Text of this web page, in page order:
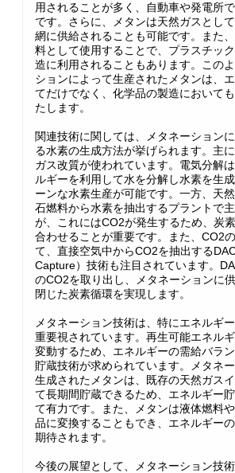
用されることが多く、自動車や発電所
です。さらに、メタンは天然ガスとし
網に供給されることも可能です。また
料として使用することで、プラスチッ
造に利用されることもあります。この
ションによって生産されたメタンは、
てだけでなく、化学品の製造において
たします。
関連技術に関しては、メタネーション
る水素の生成方法が挙げられます。主
ガス改質が使われています。電気分解
ルギーを利用して水を分解し水素を生
ーンな水素生産が可能です。一方、天
石燃料から水素を抽出するプラントで
が、これにはCO2が発生するため、炭
合わせることが重要です。また、CO2
て、直接空気中からCO2を抽出する
Capture）技術も注目されています。
のCO2を取り出し、メタネーションに供
閉じた炭素循環を実現します。
メタネーション技術は、特にエネルギ
重要視されています。再生可能エネル
変動するため、エネルギーの需給バラ
貯蔵技術が求められています。メタネ
生成されたメタンは、既存の天然ガス
て長期間貯蔵できるため、エネルギー
て有力です。また、メタンは液体燃料
品に変換することもでき、エネルギー
期待されます。
今後の展望として、メタネーション技